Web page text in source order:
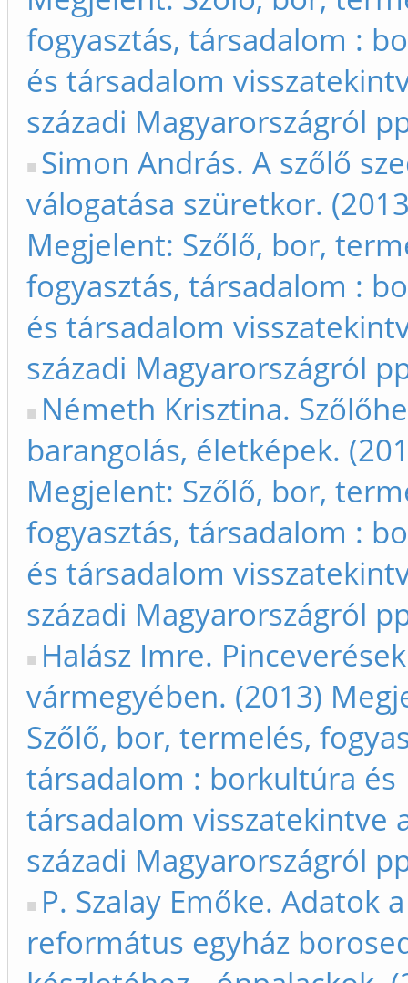
fogyasztás, társadalom :
és társadalom
századi Magyarországról
Simon András. A szőlő
válogatása szüretkor.
Megjelent: Szőlő, bor,
fogyasztás, társadalom :
és társadalom
századi Magyarországról
Németh Krisztina.
barangolás, életképek.
Megjelent: Szőlő, bor,
fogyasztás, társadalom :
és társadalom
századi Magyarországról
Halász Imre.
vármegyében. (2013)
Szőlő, bor, termelés,
társadalom : borkultúra és
társadalom visszatekintve
századi Magyarországról
P. Szalay Emőke. Adatok a
református egyház